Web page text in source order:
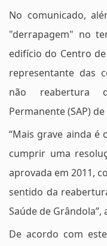
No comunicado,
"derrapagem" no
edifício do Centro
representante das
não reabertura
Permanente (SAP)
“Mais grave ainda é
cumprir uma
aprovada em 2011,
sentido da
Saúde de
De acordo com